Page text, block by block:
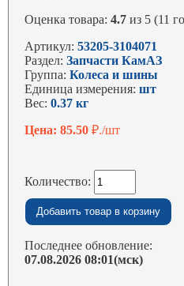
Оценка товара:4.7 из 5 (11
Артикул:53205-3104071
Раздел:Запчасти КамАЗ
Группа:Колеса и шины
Единица измерения:шт
Вес:0.37 кг
Цена: 85.50₽./шт
Количество:
Последнее обновление:
07.08.2026 08:01(мск)